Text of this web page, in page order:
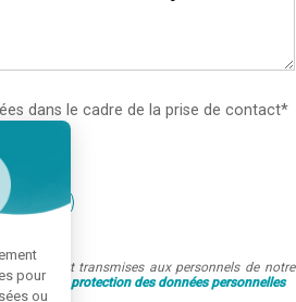
dans le cadre de la prise de contact*
et transmises aux personnels de notre
de protection des données personnelles